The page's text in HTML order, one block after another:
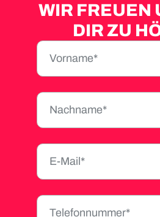
WIR FREUEN
DIR ZU